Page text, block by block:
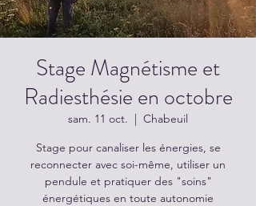
Stage Magnétisme et
Radiesthésie en octobre
sam. 11 oct.
  |
Chabeuil
Stage pour canaliser les énergies, se
reconnecter avec soi-même, utiliser un
pendule et pratiquer des "soins"
énergétiques en toute autonomie